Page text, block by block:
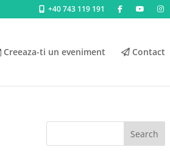
+40 743 119 191
Creeaza-ti un eveniment Contact